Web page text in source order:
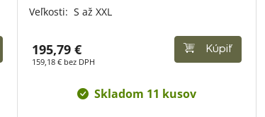
Veľkosti: S až XXL
195,79 €
159,18 € bez DPH
Kúpiť
Skladom 11 kusov